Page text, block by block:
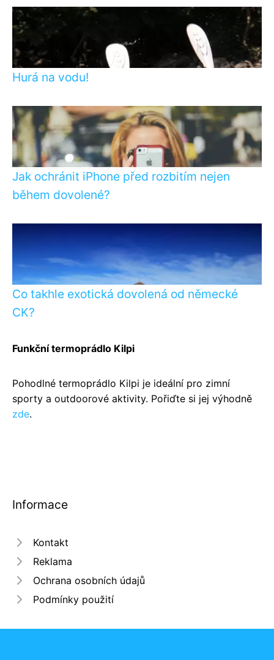
Hurá na vodu!
Jak ochránit iPhone před rozbitím nejen
během dovolené?
Co takhle exotická dovolená od německé
CK?
Funkční termoprádlo Kilpi
Pohodlné termoprádlo Kilpi je ideální pro zimní
sporty a outdoorové aktivity. Pořiďte si jej výhodně
zde.
Informace
Kontakt
Reklama
Ochrana osobních údajů
Podmínky použití